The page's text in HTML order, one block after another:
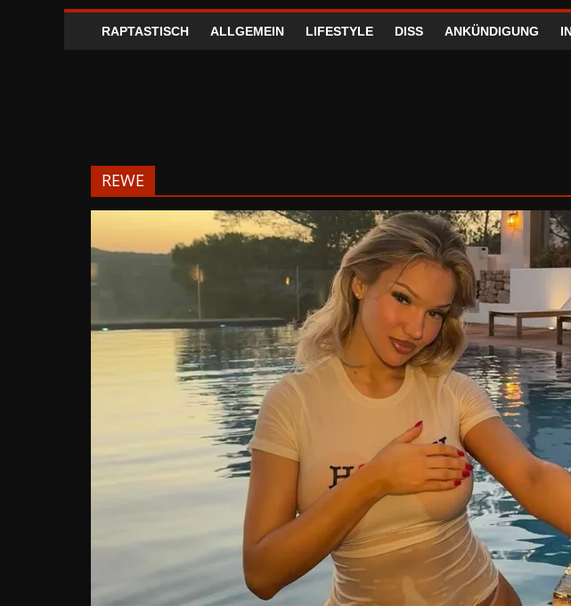
RAPTASTISCH ALLGEMEIN LIFESTYLE DISS ANKÜNDIGUNG
REWE